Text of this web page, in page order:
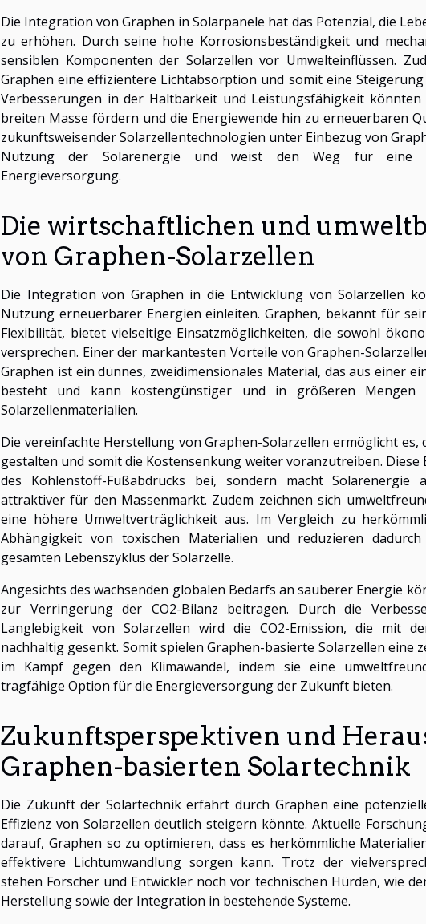
Die Integration von Graphen in Solarpanele hat das Potenzial, die
zu erhöhen. Durch seine hohe Korrosionsbeständigkeit und
sensiblen Komponenten der Solarzellen vor Umwelteinflüssen.
Graphen eine effizientere Lichtabsorption und somit eine
Verbesserungen in der Haltbarkeit und Leistungsfähigkeit
breiten Masse fördern und die Energiewende hin zu erneuerbaren
zukunftsweisender Solarzellentechnologien unter Einbezug von
Nutzung der Solarenergie und weist den Weg für eine
Energieversorgung.
Die wirtschaftlichen und
von Graphen-Solarzellen
Die Integration von Graphen in die Entwicklung von Solarzellen
Nutzung erneuerbarer Energien einleiten. Graphen, bekannt für
Flexibilität, bietet vielseitige Einsatzmöglichkeiten, die sowohl
versprechen. Einer der markantesten Vorteile von Graphen-
Graphen ist ein dünnes, zweidimensionales Material, das aus einer
besteht und kann kostengünstiger und in größeren Mengen
Solarzellenmaterialien.
Die vereinfachte Herstellung von Graphen-Solarzellen ermöglicht
gestalten und somit die Kostensenkung weiter voranzutreiben.
des Kohlenstoff-Fußabdrucks bei, sondern macht Solarenergie
attraktiver für den Massenmarkt. Zudem zeichnen sich
eine höhere Umweltverträglichkeit aus. Im Vergleich zu
Abhängigkeit von toxischen Materialien und reduzieren
gesamten Lebenszyklus der Solarzelle.
Angesichts des wachsenden globalen Bedarfs an sauberer Energie
zur Verringerung der CO2-Bilanz beitragen. Durch die
Langlebigkeit von Solarzellen wird die CO2-Emission, die mit
nachhaltig gesenkt. Somit spielen Graphen-basierte Solarzellen eine
im Kampf gegen den Klimawandel, indem sie eine
tragfähige Option für die Energieversorgung der Zukunft bieten.
Zukunftsperspektiven und
Graphen-basierten Solartechnik
Die Zukunft der Solartechnik erfährt durch Graphen eine
Effizienz von Solarzellen deutlich steigern könnte. Aktuelle
darauf, Graphen so zu optimieren, dass es herkömmliche
effektivere Lichtumwandlung sorgen kann. Trotz der
stehen Forscher und Entwickler noch vor technischen Hürden, wie
Herstellung sowie der Integration in bestehende Systeme.